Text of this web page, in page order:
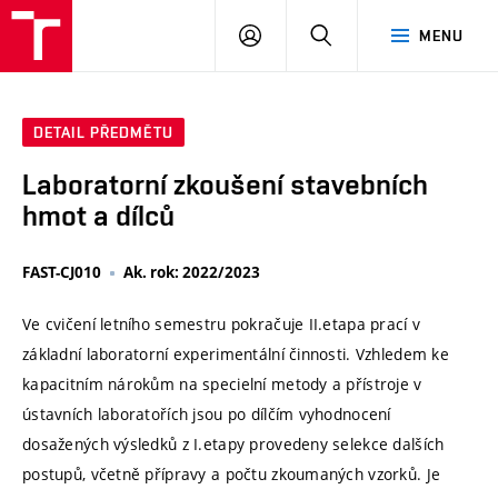
MENU
PŘIHLÁSIT
DETAIL PŘEDMĚTU
Laboratorní zkoušení stavebních
hmot a dílců
FAST-CJ010 Ak. rok: 2022/2023
Ve cvičení letního semestru pokračuje II.etapa prací v
základní laboratorní experimentální činnosti. Vzhledem ke
kapacitním nárokům na specielní metody a přístroje v
ústavních laboratořích jsou po dílčím vyhodnocení
dosažených výsledků z I.etapy provedeny selekce dalších
postupů, včetně přípravy a počtu zkoumaných vzorků. Je